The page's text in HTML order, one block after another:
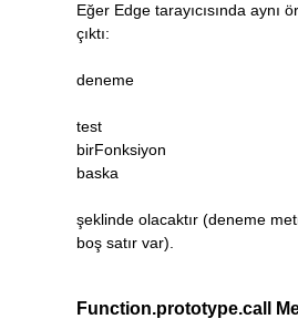
Eğer Edge tarayıcısında aynı
çıktı:
deneme
test
birFonksiyon
baska
şeklinde olacaktır (deneme
boş satır var).
Function.prototype.call